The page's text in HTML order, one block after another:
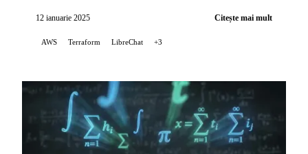
recente în modul de instalare a LibreChat, oferind
12 ianuarie 2025 Citește mai mult
AWS Terraform LibreChat +3